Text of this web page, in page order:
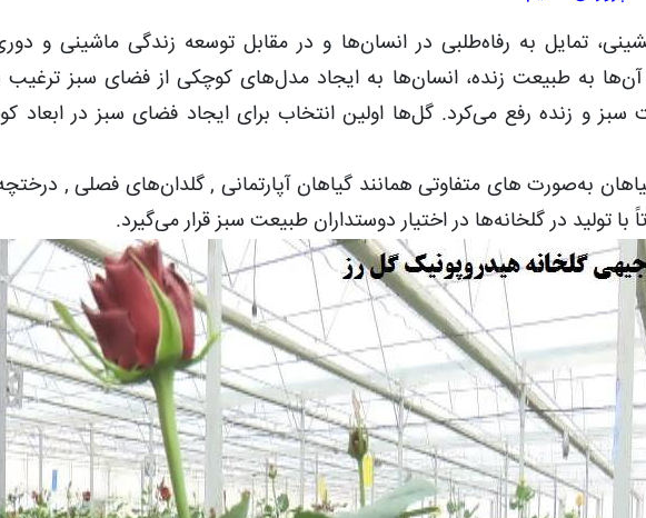
تمایل به رفاه‌طلبی در انسان‌ها و در مقابل توسعه زندگی ماشینی و
به طبیعت زنده، انسان‌ها به ایجاد مدل‌های کوچکی از فضای سبز ترغیب
سبز و زنده رفع می‌کرد. گل‌ها اولین انتخاب برای ایجاد فضای سبز در
به‌صورت های متفاوتی همانند گیاهان آپارتمانی , گلدان‌های فصلی ,
تولید در گلخانه‌ها در اختیار دوستداران طبیعت سبز قرار می‌گیرد.